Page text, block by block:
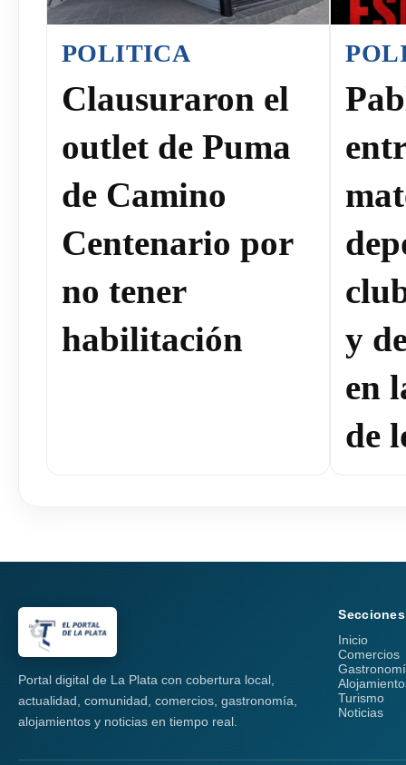
POLITICA
Clausuraron el
outlet de Puma
de Camino
Centenario por
no tener
habilitación
y
en
de
Portal digital de La Plata con cobertura local,
actualidad, comunidad, comercios, gastronomía,
alojamientos y noticias en tiempo real.
Secciones
Inicio
Comercios
Turismo
Noticias